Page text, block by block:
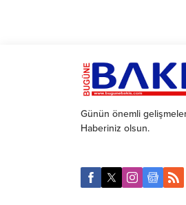
Günün önemli
Haberiniz olsun.